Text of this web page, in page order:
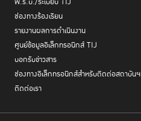
ช่องทางร้องเรียน
รายงานผลการดำเนินงาน
ศูนย์ข้อมูลอิเล็กทรอนิกส์ TIJ
บอกรับข่าวสาร
ช่องทางอิเล็กทรอนิกส์สำหรับติดต่อสถาบันฯ
ติดต่อเรา